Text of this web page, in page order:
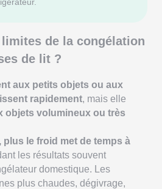
de la congélation
de lit ?
aux petits objets ou aux
rapidement, mais elle
objets volumineux ou très
plus le froid met de temps à
les résultats souvent
domestique. Les
plus chaudes, dégivrage,